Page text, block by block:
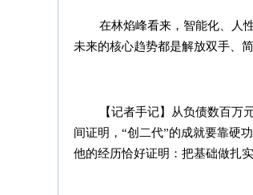
在林焰峰看来，智能化、人
未来的核心趋势都是解放双手、
【记者手记】从负债数百
间证明，“创二代”的成就要靠硬
他的经历恰好证明：把基础做扎